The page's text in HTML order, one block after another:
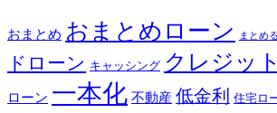
おまとめ おまとめローン まとめる
ドローン キャッシング クレジッ
ローン 一本化 不動産 低金利 住宅ロ